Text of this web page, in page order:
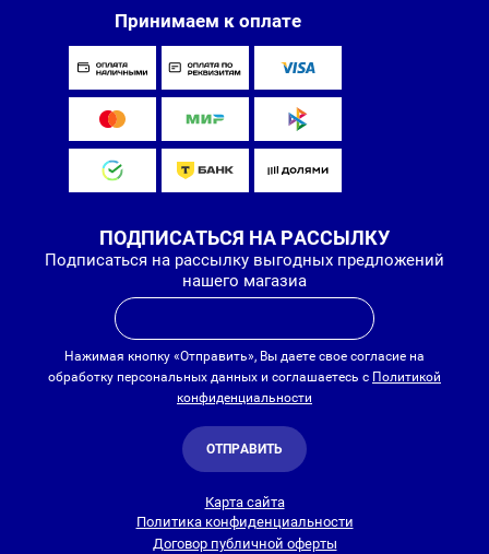
Принимаем к оплате
ПОДПИСАТЬСЯ НА РАССЫЛКУ
Подписаться на рассылку выгодных предложений
нашего магазиа
Нажимая кнопку «Отправить», Вы даете свое согласие на
обработку персональных данных и соглашаетесь с Политикой
конфиденциальности
ОТПРАВИТЬ
Карта сайта
Политика конфиденциальности
Договор публичной оферты